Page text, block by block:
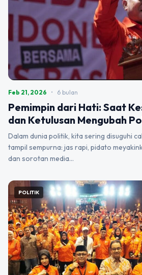
Feb 21, 2026 • 6 bulan
Pemimpin dari Hati: Saat
dan Ketulusan Mengubah
Dalam dunia politik, kita sering disuguhi
tampil sempurna: jas rapi, pidato
dan sorotan media…
POLITIK